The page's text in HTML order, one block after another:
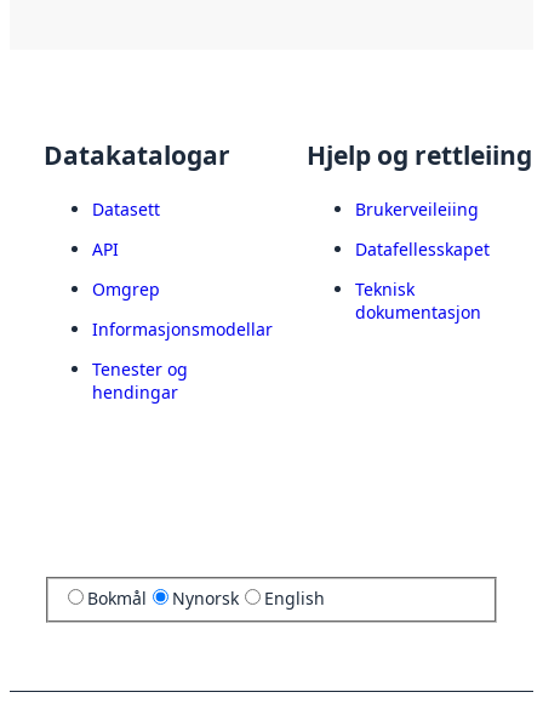
Datakatalogar
Datasett
API
Omgrep
Informasjonsmodellar
Tenester og
hendingar
Hjelp og rettleiing
Brukerveileiing
Datafellesskapet
Teknisk
dokumentasjon
Bokmål Nynorsk English